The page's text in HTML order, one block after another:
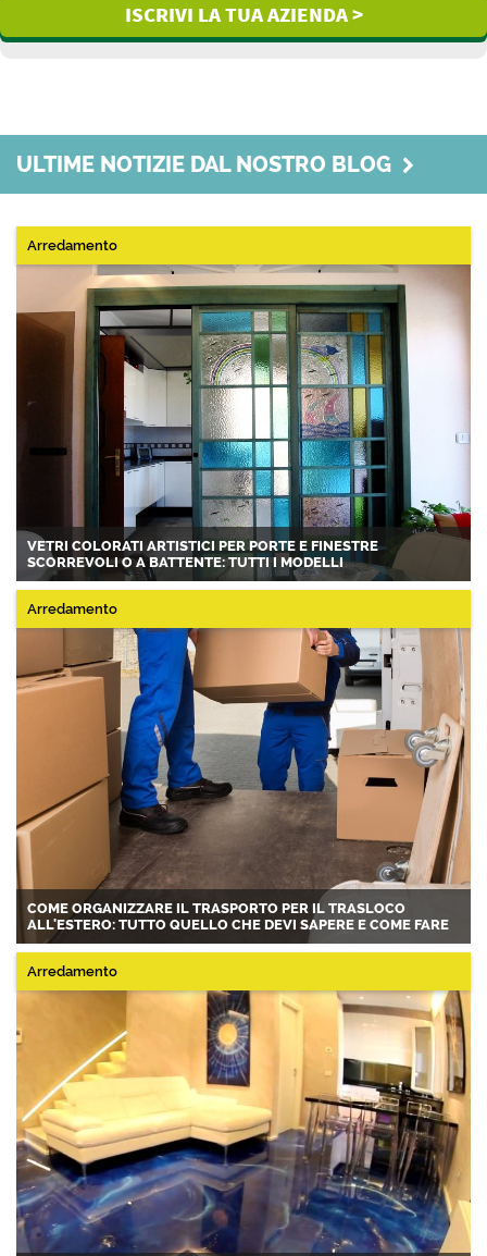
ISCRIVI LA TUA AZIENDA >
ULTIME NOTIZIE DAL NOSTRO BLOG
Arredamento
VETRI COLORATI ARTISTICI PER PORTE E FINESTRE
SCORREVOLI O A BATTENTE: TUTTI I MODELLI
Arredamento
COME ORGANIZZARE IL TRASPORTO PER IL TRASLOCO
ALL'ESTERO: TUTTO QUELLO CHE DEVI SAPERE E COME FARE
Arredamento